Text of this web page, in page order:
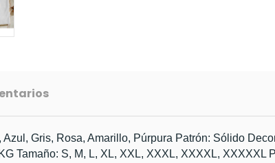
Gris, Rosa, Amarillo, Púrpura Patrón: Sólido
Tamaño: S, M, L, XL, XXL, XXXL, XXXXL, XXXXXL